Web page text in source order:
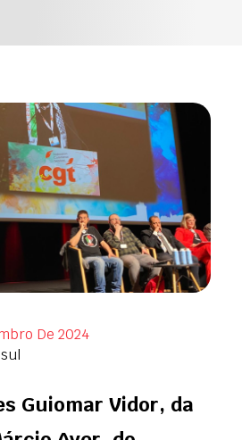
De 2024
Guiomar Vidor, da